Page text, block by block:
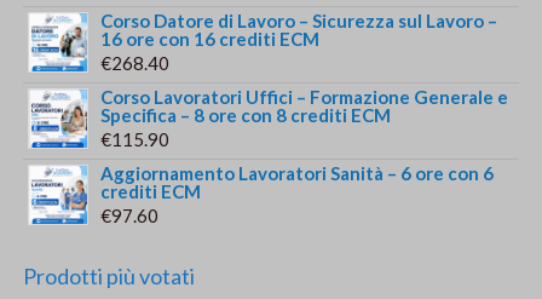
Corso Datore di Lavoro – Sicurezza sul Lavoro –
16 ore con 16 crediti ECM
€268.40
Corso Lavoratori Uffici – Formazione Generale e
Specifica – 8 ore con 8 crediti ECM
€115.90
Aggiornamento Lavoratori Sanità – 6 ore con 6
crediti ECM
€97.60
Prodotti più votati